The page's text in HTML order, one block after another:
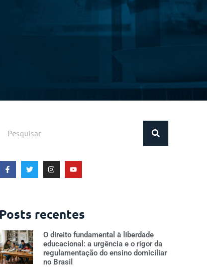
Posts recentes
O direito fundamental à liberdade
educacional: a urgência e o rigor da
regulamentação do ensino domiciliar
no Brasil